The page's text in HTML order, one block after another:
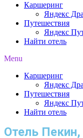
Каршеринг
Яндекс
Путешествия
Яндекс
Найти отель
Menu
Каршеринг
Яндекс
Путешествия
Яндекс
Найти отель
Отель